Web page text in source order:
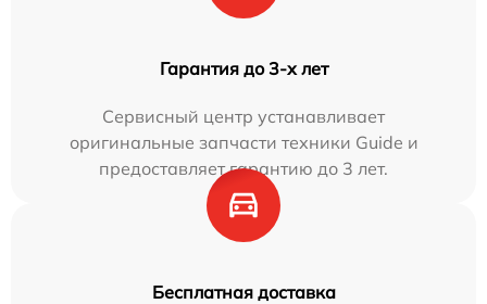
Гарантия до 3-х лет
Сервисный центр устанавливает
оригинальные запчасти техники Guide и
предоставляет гарантию до 3 лет.
Бесплатная доставка